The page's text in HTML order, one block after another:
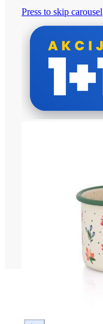
Press to skip carousel